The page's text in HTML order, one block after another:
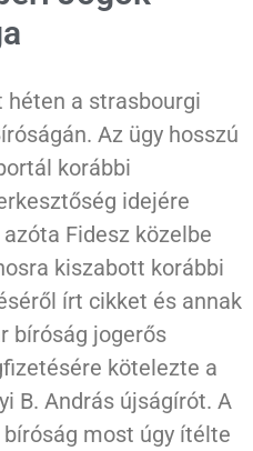
héten a strasbourgi
Az ügy hosszú
korábbi
idejére
Fidesz közelbe
kiszabott korábbi
írt cikket és annak
bíróság jogerős
kötelezte a
B. András újságírót. A
most úgy ítélte